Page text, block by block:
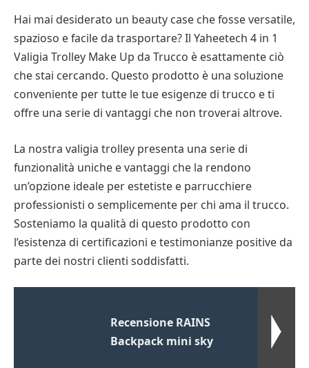
Hai mai desiderato un beauty case che fosse versatile,
spazioso e facile da trasportare? Il Yaheetech 4 in 1
Valigia Trolley Make Up da Trucco è esattamente ciò
che stai cercando. Questo prodotto è una soluzione
conveniente per tutte le tue esigenze di trucco e ti
offre una serie di vantaggi che non troverai altrove.
La nostra valigia trolley presenta una serie di
funzionalità uniche e vantaggi che la rendono
un’opzione ideale per estetiste e parrucchiere
professionisti o semplicemente per chi ama il trucco.
Sosteniamo la qualità di questo prodotto con
l’esistenza di certificazioni e testimonianze positive da
parte dei nostri clienti soddisfatti.
Recensione RAINS
Backpack mini sky